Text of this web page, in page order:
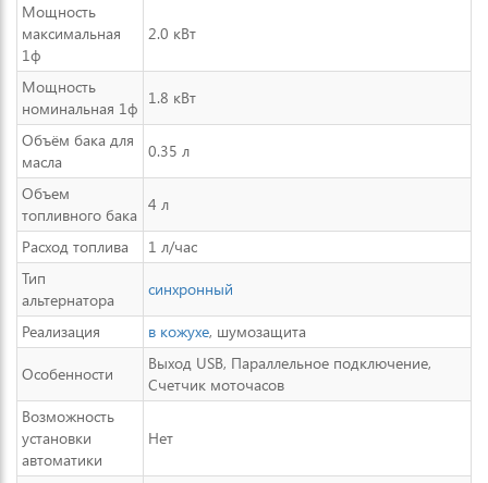
Мощность
максимальная
1ф
2.0 кВт
Мощность
номинальная 1ф
1.8 кВт
Объём бака для
масла
0.35 л
Объем
топливного бака
4 л
Расход топлива
1 л/час
Тип
альтернатора
синхронный
Реализация в кожухе, шумозащита
Особенности
Выход USB, Параллельное подключение,
Счетчик моточасов
Возможность
установки
автоматики
Нет